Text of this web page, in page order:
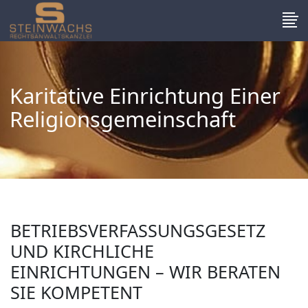
Karitative Einrichtung Einer
Religionsgemeinschaft
BETRIEBSVERFASSUNGSGESETZ
UND KIRCHLICHE
EINRICHTUNGEN – WIR BERATEN
SIE KOMPETENT